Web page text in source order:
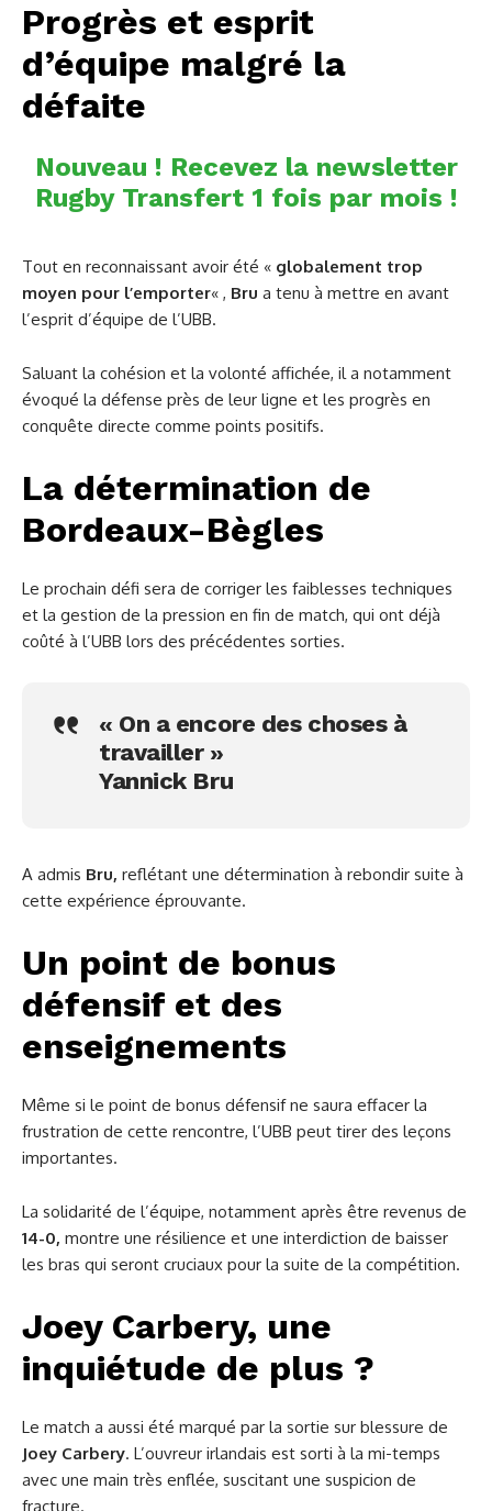
Progrès et esprit
d’équipe malgré la
défaite
Nouveau ! Recevez la newsletter
Rugby Transfert 1 fois par mois !
Tout en reconnaissant avoir été « globalement trop
moyen pour l’emporter« , Bru a tenu à mettre en avant
l’esprit d’équipe de l’UBB.
Saluant la cohésion et la volonté affichée, il a notamment
évoqué la défense près de leur ligne et les progrès en
conquête directe comme points positifs.
La détermination de
Bordeaux-Bègles
Le prochain défi sera de corriger les faiblesses techniques
et la gestion de la pression en fin de match, qui ont déjà
coûté à l’UBB lors des précédentes sorties.
« On a encore des choses à
travailler »
Yannick Bru
A admis Bru, reflétant une détermination à rebondir suite à
cette expérience éprouvante.
Un point de bonus
défensif et des
enseignements
Même si le point de bonus défensif ne saura effacer la
frustration de cette rencontre, l’UBB peut tirer des leçons
importantes.
La solidarité de l’équipe, notamment après être revenus de
14-0, montre une résilience et une interdiction de baisser
les bras qui seront cruciaux pour la suite de la compétition.
Joey Carbery, une
inquiétude de plus ?
Le match a aussi été marqué par la sortie sur blessure de
Joey Carbery. L’ouvreur irlandais est sorti à la mi-temps
avec une main très enflée, suscitant une suspicion de
fracture.